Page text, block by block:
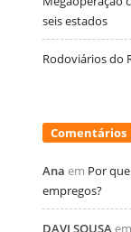
seis estados
Rodoviários do
Comentários
Ana em Por
empregos?